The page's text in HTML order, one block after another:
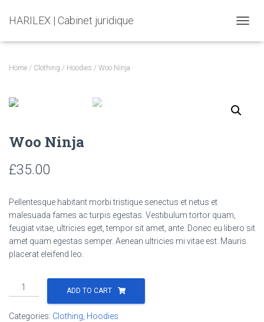
HARILEX | Cabinet juridique
O
Home / Clothing / Hoodies / Woo Ninja
Woo Ninja
£35.00
Pellentesque habitant morbi tristique senectus et netus et
malesuada fames ac turpis egestas. Vestibulum tortor quam,
feugiat vitae, ultricies eget, tempor sit amet, ante. Donec eu libero sit
amet quam egestas semper. Aenean ultricies mi vitae est. Mauris
placerat eleifend leo.
Woo
Ninja
ADD TO CART
Categories: Clothing, Hoodies